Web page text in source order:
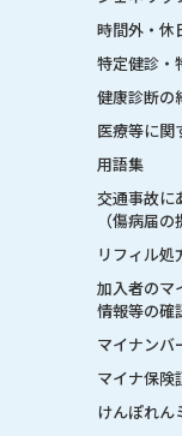
時間外・休
特定健診・
健康診断の
医療等に関
用語集
交通事故に
（傷病届
リフィル処
加入者のマ
情報等の確
マイナンバ
マイナ保険
けんぽれん